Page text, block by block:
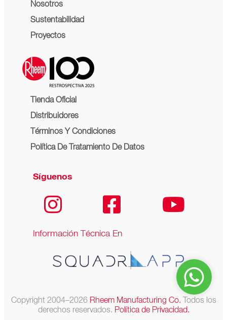
Nosotros
Sustentabilidad
Proyectos
Tienda Oficial
Distribuidores
Términos Y Condiciones
Política De Tratamiento De Datos
Síguenos
Información Técnica En
Copyright 2004–2026 Rheem Manufacturing Co. Todos los
derechos reservados. Política de Privacidad.